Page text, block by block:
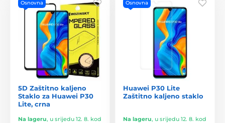
Osnovna
5D Zaštitno kaljeno
Staklo za Huawei P30
Lite, crna
Na lageru, u srijedu 12. 8. kod
Osnovna
Huawei P30 Lite
Zaštitno kaljeno staklo
Na lageru, u srijedu 12. 8. kod